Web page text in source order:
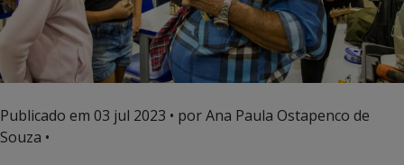
Publicado em 03 jul 2023 • por Ana Paula Ostapenco de
Souza •